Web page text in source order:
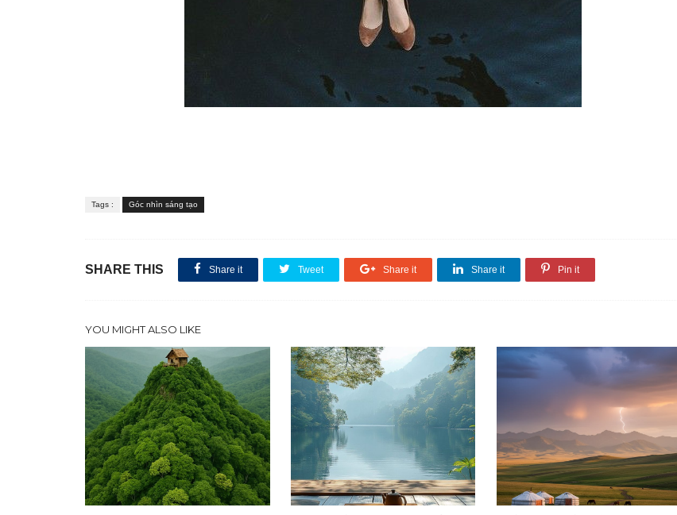
Tags : Góc nhìn sáng tạo
SHARE THIS Share it Tweet Share it Share it Pin it
YOU MIGHT ALSO LIKE